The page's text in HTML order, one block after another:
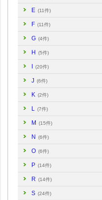
E (11件)
F (11件)
G (4件)
H (5件)
(20件)
J (6件)
K (2件)
L (7件)
M (15件)
N (6件)
O (6件)
P (14件)
R (14件)
S (24件)